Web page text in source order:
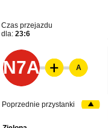
Czas przejazdu
dla: 23:6
N7A A
Poprzednie przystanki